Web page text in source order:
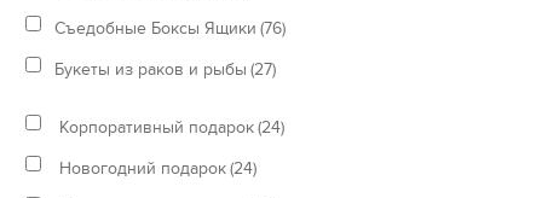
Съедобные Боксы Ящики (76)
Букеты из раков и рыбы (27)
Корпоративный подарок(24)
Новогодний подарок(24)